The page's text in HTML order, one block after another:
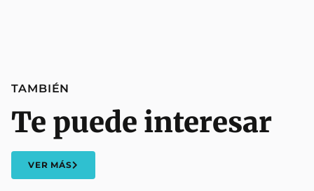
TAMBIÉN
Te puede interesar
VER MÁS